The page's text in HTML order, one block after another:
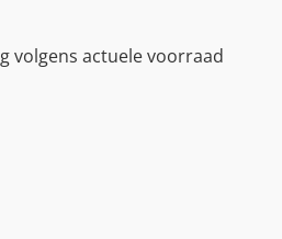
volgens actuele voorraad